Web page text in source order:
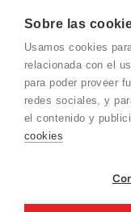
Sobre las
Usamos cookies
relacionada con el
para poder proveer
redes sociales, y
el contenido y
cookies
Vuelvo
nuestro